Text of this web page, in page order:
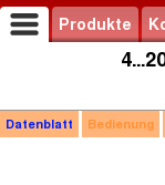
Produkte
Datenblatt Bedienung